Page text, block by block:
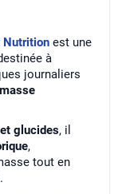
Nutrition est une
à
journaliers
masse
glucides, il
,
tout en